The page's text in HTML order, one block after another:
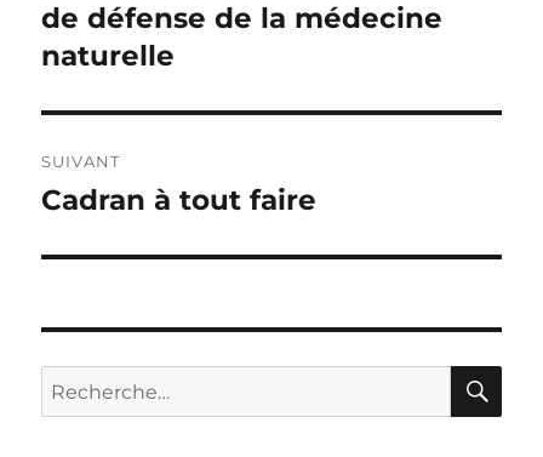
l’article
précédente :
de défense de la médecine
naturelle
SUIVANT
Publication
Cadran à tout faire
Recherche
pour :